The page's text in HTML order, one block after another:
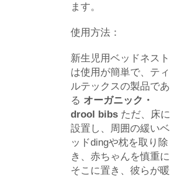
ます。
使用方法：
新生児用ベッドネスト
は使用が簡単で、ティ
ルテックスの製品であ
る オーガニック・
drool bibs ただ、床に
設置し、周囲の緩いベ
ッドdingや枕を取り除
き、赤ちゃんを慎重に
そこに置き、彼らが暖